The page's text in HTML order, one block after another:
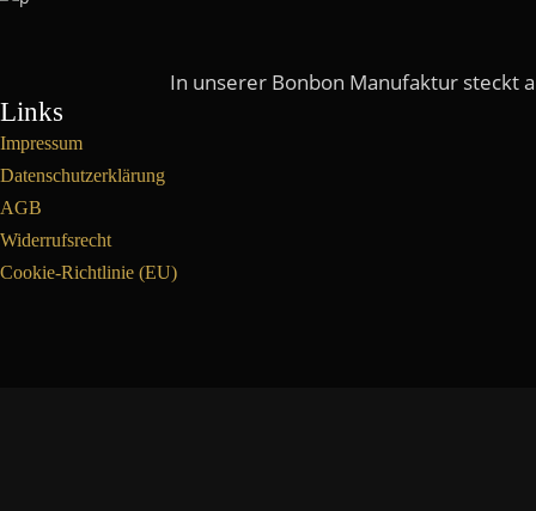
In unserer Bonbon Manufaktur steckt
Links
Impressum
Datenschutzerklärung
AGB
Widerrufsrecht
Cookie-Richtlinie (EU)